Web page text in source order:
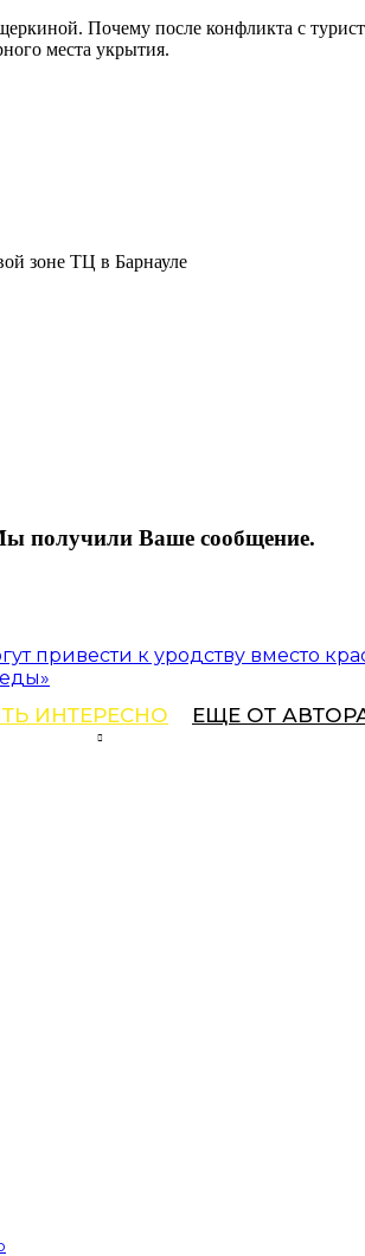
Почему после конфликта с
места укрытия.
зоне ТЦ в Барнауле
получили Ваше сообщение.
привести к уродству вместо
ИНТЕРЕСНО ЕЩЕ ОТ